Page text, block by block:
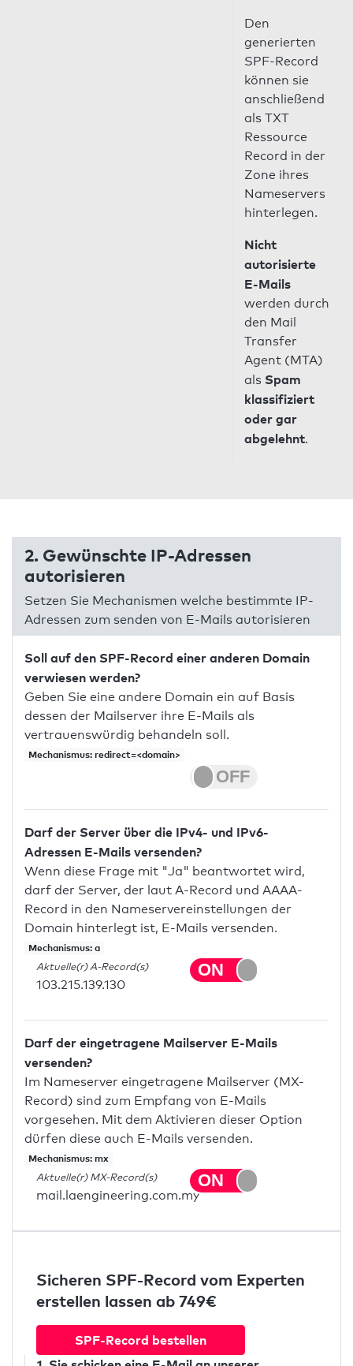
Den
generierten
SPF-Record
können sie
anschließend
als TXT
Ressource
Record in der
Zone ihres
Nameservers
hinterlegen.
Nicht
autorisierte
E-Mails
werden durch
den Mail
Transfer
Agent (MTA)
als Spam
klassifiziert
oder gar
abgelehnt.
2. Gewünschte IP-Adressen
autorisieren
Setzen Sie Mechanismen welche bestimmte IP-
Adressen zum senden von E-Mails autorisieren
Soll auf den SPF-Record einer anderen Domain
verwiesen werden?
Geben Sie eine andere Domain ein auf Basis
dessen der Mailserver ihre E-Mails als
vertrauenswürdig behandeln soll.
Mechanismus: redirect=<domain>
Darf der Server über die IPv4- und IPv6-
Adressen E-Mails versenden?
Wenn diese Frage mit "Ja" beantwortet wird,
darf der Server, der laut A-Record und AAAA-
Record in den Nameservereinstellungen der
Domain hinterlegt ist, E-Mails versenden.
Mechanismus: a
Aktuelle(r) A-Record(s)
103.215.139.130
Darf der eingetragene Mailserver E-Mails
versenden?
Im Nameserver eingetragene Mailserver (MX-
Record) sind zum Empfang von E-Mails
vorgesehen. Mit dem Aktivieren dieser Option
dürfen diese auch E-Mails versenden.
Mechanismus: mx
Aktuelle(r) MX-Record(s)
mail.laengineering.com.my
Sicheren SPF-Record vom Experten
erstellen lassen ab 749€
SPF-Record bestellen